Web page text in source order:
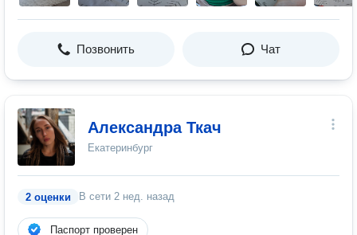
Позвонить Чат
Александра Ткач
Екатеринбург
2 оценки В сети 2 нед. назад
Паспорт проверен